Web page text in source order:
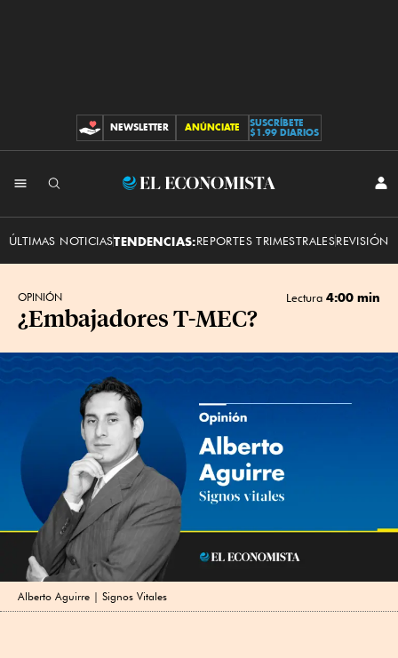
CONTRIBUCIONES
NEWSLETTER ANÚNCIATE
SUSCRÍBETE
$1.99 DIARIOS
El
ÚLTIMAS NOTICIASTENDENCIAS:REPORTES TRIMESTRALESREVISIÓN
OPINIÓN Lectura 4:00 min
¿Embajadores T-MEC?
Alberto Aguirre | Signos Vitales